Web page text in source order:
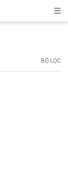
BỘ LỌC